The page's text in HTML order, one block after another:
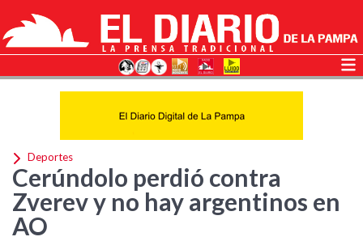
Deportes
Cerúndolo perdió contra
Zverev y no hay argentinos en
AO